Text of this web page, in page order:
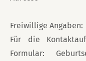
Freiwillige Angaben:
Für die
Formular: